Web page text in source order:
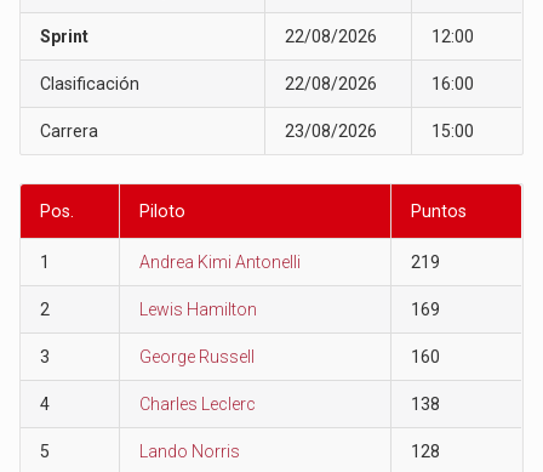
Sprint 22/08/2026 12:00
Clasificación 22/08/2026 16:00
Carrera 23/08/2026 15:00
Pos. Piloto Puntos
1 Andrea Kimi Antonelli 219
2 Lewis Hamilton 169
3 George Russell 160
4 Charles Leclerc 138
5 Lando Norris 128